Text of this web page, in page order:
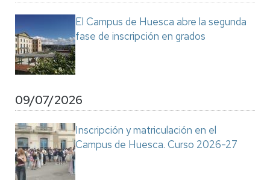
El Campus de Huesca abre la segunda
fase de inscripción en grados
09/07/2026
Inscripción y matriculación en el
Campus de Huesca. Curso 2026-27